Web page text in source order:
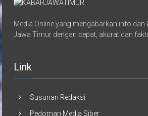
Media Online yang mengabarkan info dan
Jawa Timur dengan cepat, akurat dan
Link
Susunan Redaksi
Pedoman Media Siber